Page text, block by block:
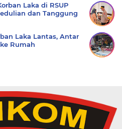
Laka di RSUP
dan Tanggung
Laka Lantas, Antar
Rumah